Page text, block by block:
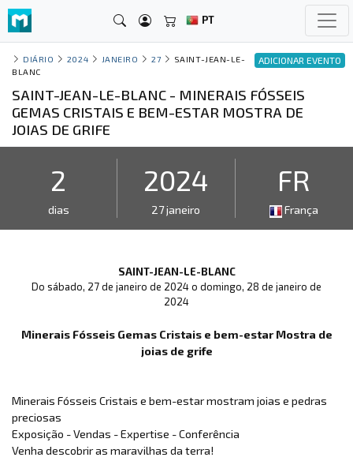
PT
ADICIONAR EVENTO
DIÁRIO 2024 JANEIRO 27
SAINT-JEAN-LE-
BLANC
SAINT-JEAN-LE-BLANC - MINERAIS FÓSSEIS
GEMAS CRISTAIS E BEM-ESTAR MOSTRA DE
JOIAS DE GRIFE
2
dias
2024
27 janeiro
FR
França
SAINT-JEAN-LE-BLANC
Do sábado, 27 de janeiro de 2024 o domingo, 28 de janeiro de
2024
Minerais Fósseis Gemas Cristais e bem-estar Mostra de
joias de grife
Minerais Fósseis Cristais e bem-estar mostram joias e pedras
preciosas
Exposição - Vendas - Expertise - Conferência
Venha descobrir as maravilhas da terra!